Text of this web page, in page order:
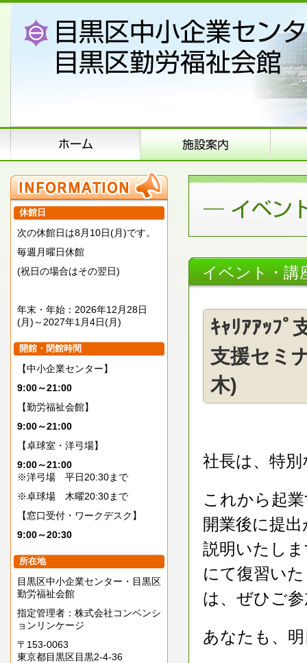
休館日
次の休館日は8月10日(月)です。
毎週月曜日休館
(祝日の場合はその翌日)
年末・年始：2026年12月28日
(月)～2027年1月4日(月)
開館・閉館時間
【中小企業センター】
9:00～21:00
【勤労福祉会館】
9:00～21:00
【卓球室・洋弓場】
9:00～21:00
※洋弓場 平日20:30まで
※卓球場 木曜20:30まで
【窓口受付・ワークデスク】
9:00～20:30
所在地
目黒区中小企業センター・目黒区
勤労福祉会館
指定管理者：株式会社コンベンシ
ョンリンケージ
〒153-0063
東京都目黒区目黒2-4-36
イベント・講
ｷｬﾘｱｱｯﾌﾟ
支援セミ
木)
社長は、特
これから起
開業後に提
説明いたし
にて復習い
は、ぜひご
あなたも、